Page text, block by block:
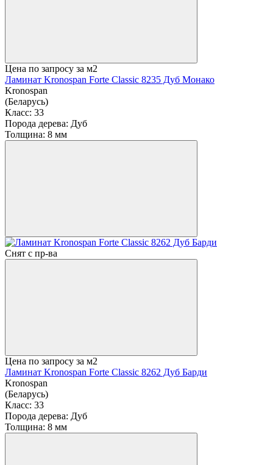
Цена по запросу за м2
Ламинат Kronospan Forte Classic 8235 Дуб Монако
Kronospan
(Беларусь)
Класс: 33
Порода дерева: Дуб
Толщина: 8 мм
Снят с пр-ва
Цена по запросу за м2
Ламинат Kronospan Forte Classic 8262 Дуб Барди
Kronospan
(Беларусь)
Класс: 33
Порода дерева: Дуб
Толщина: 8 мм